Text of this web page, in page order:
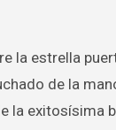
la estrella
de la
la exitosísima